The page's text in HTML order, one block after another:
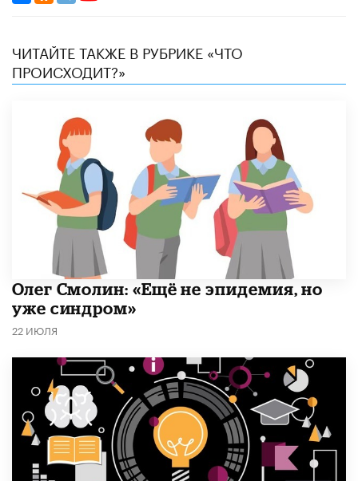
ЧИТАЙТЕ ТАКЖЕ В РУБРИКЕ «ЧТО
ПРОИСХОДИТ?»
​Олег Смолин: «Ещё не эпидемия, но
уже синдром»
22 ИЮЛЯ